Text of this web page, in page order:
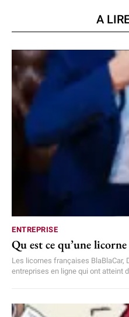
A
ENTREPRISE
Qu est ce qu’une
Les licornes françaises BlaBlaCar,
entreprises en ligne qui ont atteint